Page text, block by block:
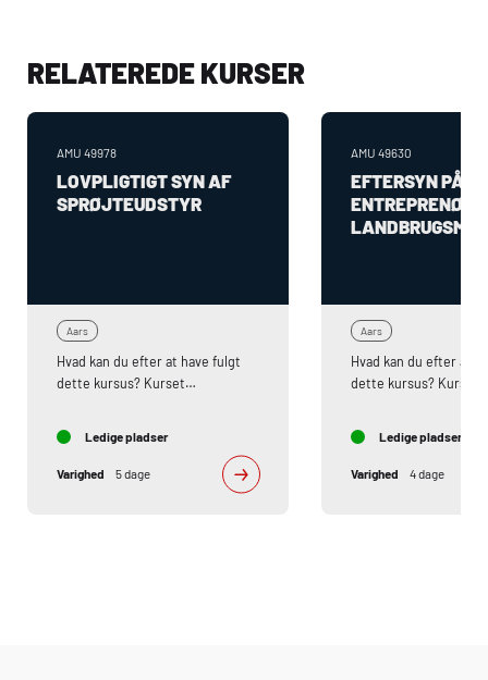
RELATEREDE KURSER
AMU 49978
LOVPLIGTIGT SYN AF
SPRØJTEUDSTYR
Aars
Hvad kan du efter at have fulgt
dette kursus? Kurset
sprøjter og sprøjtesyn-
Relevante standarder i
forbindelse med sprøjtesynet-
Krav til teststeder og testudstyr-
Ledige pladser
Varighed 5 dage
AMU 49630
EFTERSYN PÅ
ENTREPRENØR
Aars
Hvad kan du efter at
dette kursus?
hovedeftersyn- CE-
Relevante standarder
Ledige pladser
Varighed 4 dage